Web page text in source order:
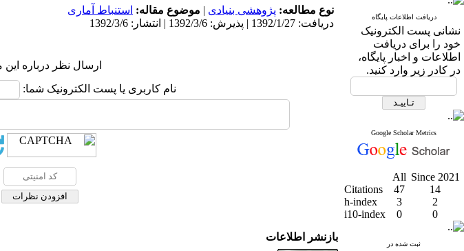
دریافت اطلاعات پایگاه
نشانی پست الکترونیک
خود را برای دریافت
اطلاعات و اخبار پایگاه،
در کادر زیر وارد کنید.
Google Scholar Metrics
All Since 2021
Citations
47
14
h-index
3
2
i10-index
0 0
ثبت شده در
نوع مطالعه: پژوهشی بنیادی | موضوع مقاله: استنباط آماری
دریافت: 1392/1/27 | پذیرش: 1392/3/6 | انتشار: 1392/3/6
ارسال نظر درباره این
نام کاربری یا پست الکترونیک شما:
بازنشر اطلاعات